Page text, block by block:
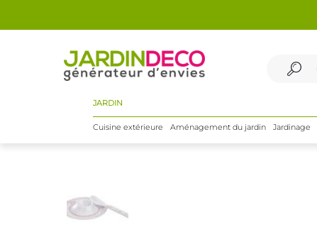
JARDIN
Cuisine extérieure Aménagement du jardin Jardinage